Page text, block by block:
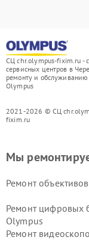
СЦ chr.olympus-fixim.ru -
сервисных центров в
ремонту и обслуживанию
Olympus
2021-2026 © СЦ
fixim.ru
Мы
Ремонт
Ремонт цифровых
Olympus
Ремонт